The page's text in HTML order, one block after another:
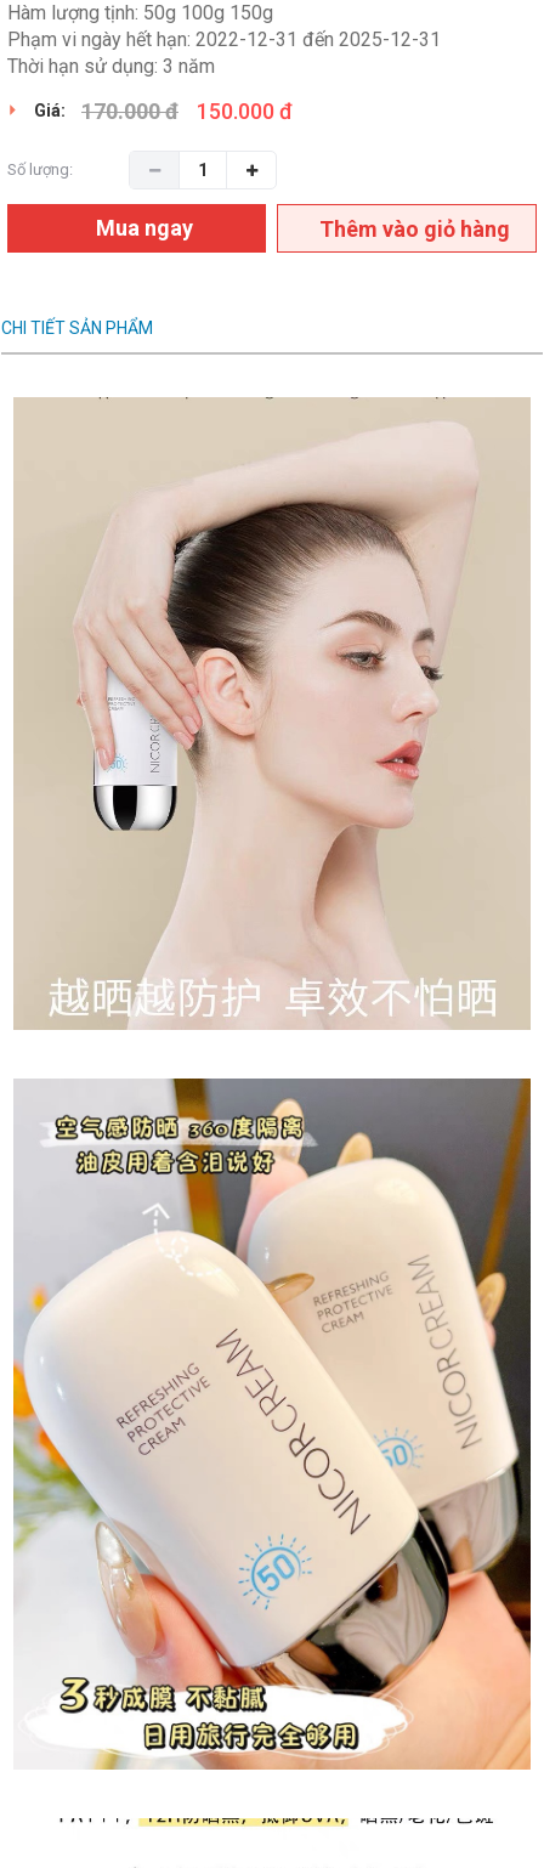
Hàm lượng tịnh: 50g 100g 150g
Phạm vi ngày hết hạn: 2022-12-31 đến 2025-12-31
Thời hạn sử dụng: 3 năm
Giá: 170.000 đ 150.000 đ
Số lượng:
Mua ngay Thêm vào giỏ hàng
CHI TIẾT SẢN PHẨM